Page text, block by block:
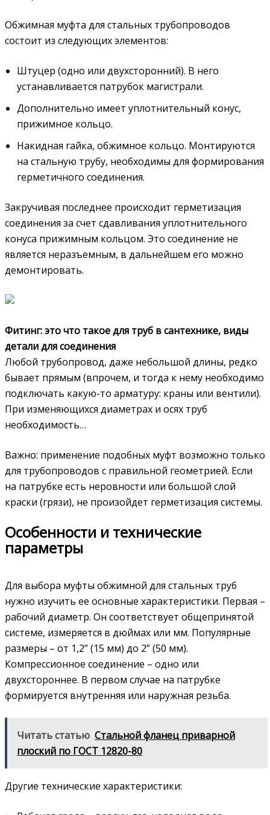
Обжимная муфта для стальных трубопроводов
состоит из следующих элементов:
Штуцер (одно или двухсторонний). В него
устанавливается патрубок магистрали.
Дополнительно имеет уплотнительный конус,
прижимное кольцо.
Накидная гайка, обжимное кольцо. Монтируются
на стальную трубу, необходимы для формирования
герметичного соединения.
Закручивая последнее происходит герметизация
соединения за счет сдавливания уплотнительного
конуса прижимным кольцом. Это соединение не
является неразъемным, в дальнейшем его можно
демонтировать.
Фитинг: это что такое для труб в сантехнике, виды
детали для соединения
Любой трубопровод, даже небольшой длины, редко
бывает прямым (впрочем, и тогда к нему необходимо
подключать какую-то арматуру: краны или вентили).
При изменяющихся диаметрах и осях труб
необходимость…
Важно: применение подобных муфт возможно только
для трубопроводов с правильной геометрией. Если
на патрубке есть неровности или большой слой
краски (грязи), не произойдет герметизация системы.
Особенности и технические
параметры
Для выбора муфты обжимной для стальных труб
нужно изучить ее основные характеристики. Первая –
рабочий диаметр. Он соответствует общепринятой
системе, измеряется в дюймах или мм. Популярные
размеры – от 1,2” (15 мм) до 2” (50 мм).
Компрессионное соединение – одно или
двухстороннее. В первом случае на патрубке
формируется внутренняя или наружная резьба.
Читать статью Стальной фланец приварной
плоский по ГОСТ 12820-80
Другие технические характеристики: